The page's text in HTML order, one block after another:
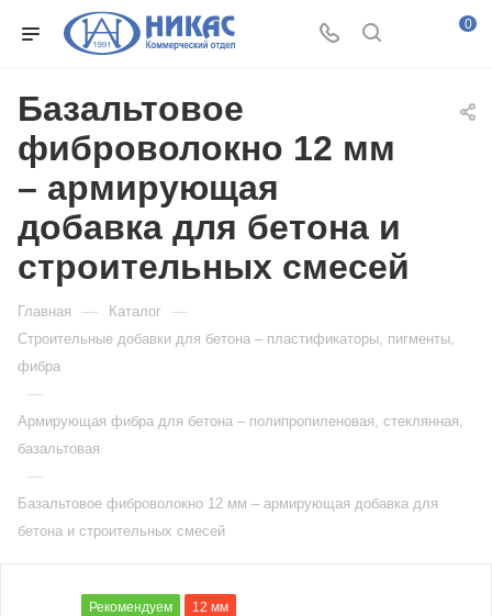
0
Базальтовое
фиброволокно 12 мм
– армирующая
добавка для бетона и
строительных смесей
Главная — Каталог —
Строительные добавки для бетона – пластификаторы, пигменты,
фибра
—
Армирующая фибра для бетона – полипропиленовая, стеклянная,
базальтовая
—
Базальтовое фиброволокно 12 мм – армирующая добавка для
бетона и строительных смесей
Рекомендуем 12 мм